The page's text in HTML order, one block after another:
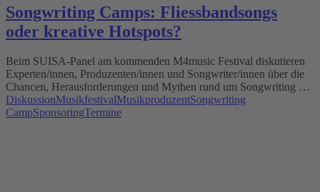
Songwriting Camps: Fliessbandsongs
oder kreative Hotspots?
Beim SUISA-Panel am kommenden M4music Festival diskutieren
Experten/innen, Produzenten/innen und Songwriter/innen über die
Chancen, Herausforderungen und Mythen rund um Songwriting …
DiskussionMusikfestivalMusikproduzentSongwriting
CampSponsoringTermine